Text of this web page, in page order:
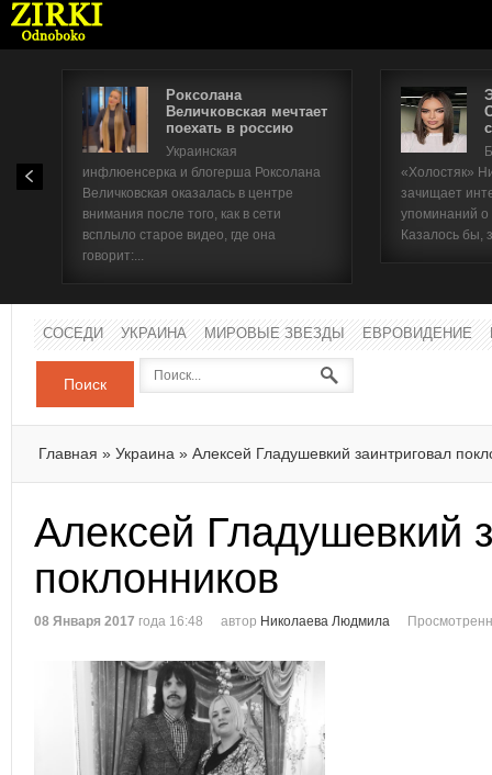
Роксолана
Величковская мечтает
поехать в россию
Украинская
инфлюенсерка и блогерша Роксолана
Величковская оказалась в центре
внимания после того, как в сети
всплыло старое видео, где она
говорит:...
«Холостяк»
зачищает
упоминаний
Казалось бы,
СОСЕДИ УКРАИНА МИРОВЫЕ ЗВЕЗДЫ ЕВРОВИДЕНИЕ
Поиск
Главная » Украина » Алексей Гладушевкий заинтриговал
Алексей Гладушевкий
поклонников
08 Января 2017 года 16:48 автор Николаева Людмила
Имя